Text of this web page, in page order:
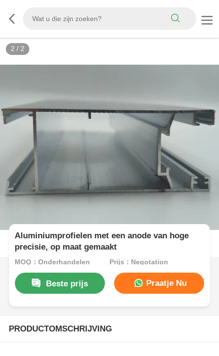
2 / 2
Aluminiumprofielen met een anode van hoge
precisie, op maat gemaakt
MOQ：Onderhandelen Prijs：Negotation
Beste prijs Praatje Nu
PRODUCTOMSCHRIJVING